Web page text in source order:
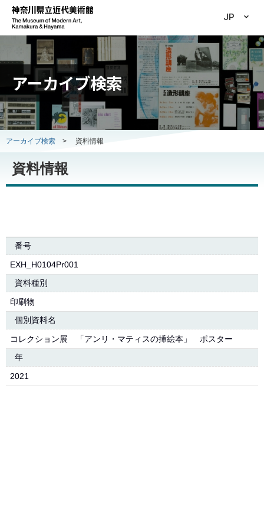
JP
アーカイブ検索
アーカイブ検索 > 資料情報
資料情報
番号
EXH_H0104Pr001
資料種別
印刷物
個別資料名
コレクション展 「アンリ・マティスの挿絵本」 ポスター
年
2021